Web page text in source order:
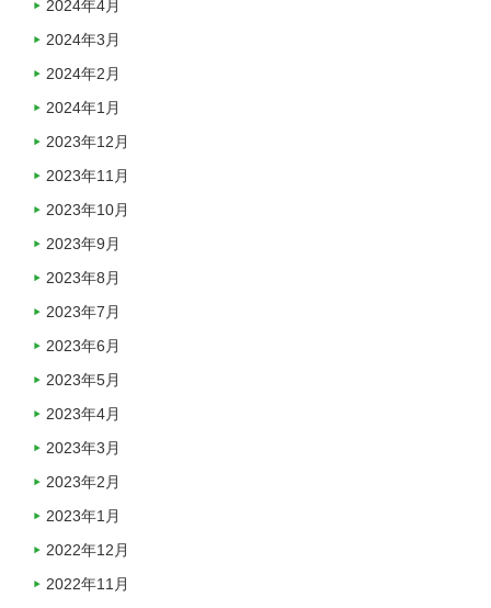
2024年4月
2024年3月
2024年2月
2024年1月
2023年12月
2023年11月
2023年10月
2023年9月
2023年8月
2023年7月
2023年6月
2023年5月
2023年4月
2023年3月
2023年2月
2023年1月
2022年12月
2022年11月